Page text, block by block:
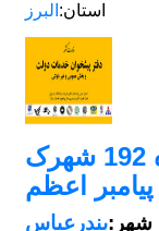
استان: البرز
دفتر پیشخوان دولت شماره 192 شهرک
پیامبر اعظم
شهر:بندرعباس